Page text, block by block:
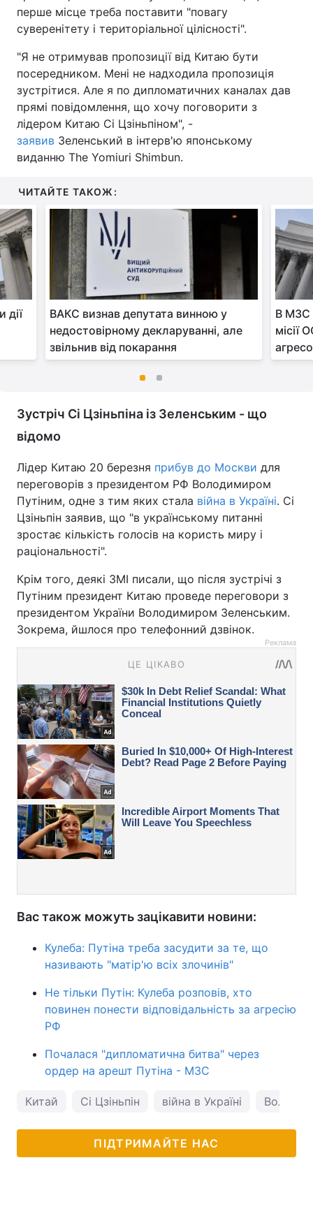
перше місце треба поставити "повагу
суверенітету і територіальної цілісності".
"Я не отримував пропозиції від Китаю бути
посередником. Мені не надходила пропозиція
зустрітися. Але я по дипломатичних каналах дав
прямі повідомлення, що хочу поговорити з
лідером Китаю Сі Цзіньпіном", -
заявив Зеленський в інтерв'ю японському
виданню The Yomiuri Shimbun.
ЧИТАЙТЕ ТАКОЖ:
дії
ВАКС визнав депутата винною у
недостовірному декларуванні, але
звільнив від покарання
В МЗС
місії
Зустріч Сі Цзіньпіна із Зеленським - що
відомо
Лідер Китаю 20 березня прибув до Москви для
переговорів з президентом РФ Володимиром
Путіним, одне з тим яких стала війна в Україні. Сі
Цзіньпін заявив, що "в українському питанні
зростає кількість голосів на користь миру і
раціональності".
Крім того, деякі ЗМІ писали, що після зустрічі з
Путіним президент Китаю проведе переговори з
президентом України Володимиром Зеленським.
Зокрема, йшлося про телефонний дзвінок.
Реклама
Вас також можуть зацікавити новини:
Кулеба: Путіна треба засудити за те, що
називають "матір'ю всіх злочинів"
Не тільки Путін: Кулеба розповів, хто
повинен понести відповідальність за агресію
РФ
Почалася "дипломатична битва" через
ордер на арешт Путіна - МЗС
Китай Сі Цзіньпін війна в Україні
ПІДТРИМАЙТЕ НАС